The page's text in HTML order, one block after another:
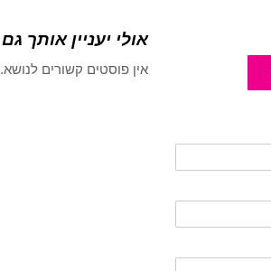
אולי יעניין אותך גם
אין פוסטים קשורים לנושא.